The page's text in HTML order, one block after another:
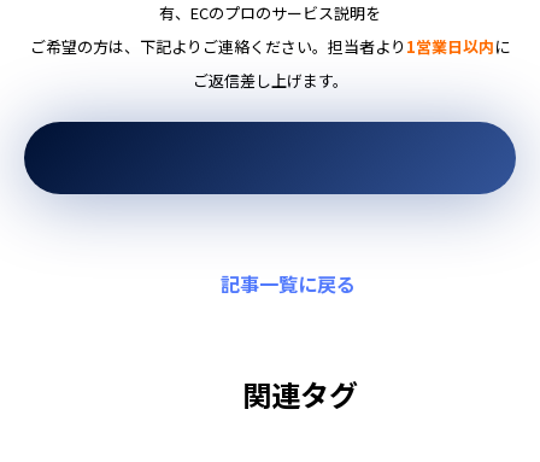
有、ECのプロのサービス説明を
ご希望の方は、下記よりご連絡ください。担当者より 1営業日以内に
ご返信差し上げます。
記事一覧に戻る
関連タグ